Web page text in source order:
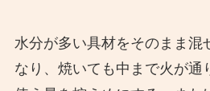
水分が多い具材をそのまま混
なり、焼いても中まで火が通